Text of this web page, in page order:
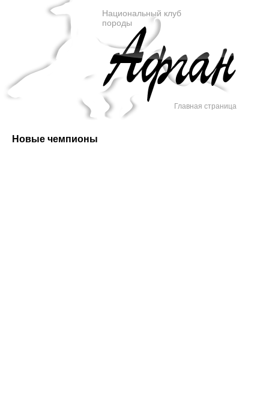
Национальный клуб
породы
Главная страница
Новые чемпионы